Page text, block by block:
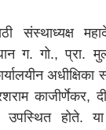
संस्थाध्यक्ष
ग. गो., प्रा.
अधीक्षिका
काजीर्णेकर,
उपस्थित होते.